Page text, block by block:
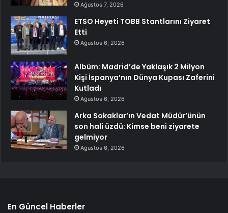
Ağustos 7, 2026
ETSO Heyeti TOBB Stantlarını Ziyaret
Etti
Ağustos 6, 2026
Albüm: Madrid’de Yaklaşık 2 Milyon
Kişi İspanya’nın Dünya Kupası Zaferini
Kutladı
Ağustos 6, 2026
Arka Sokaklar’ın Vedat Müdür’ünün
son hali üzdü: Kimse beni ziyarete
gelmiyor
Ağustos 6, 2026
En Güncel Haberler